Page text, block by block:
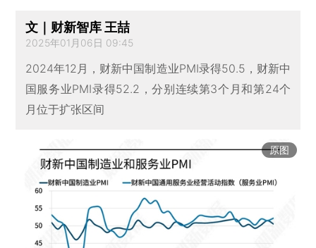
文｜财新智库 王喆
2025年01月06日 09:45
2024年12月，财新中国制造业PMI录得50.5，财新中
国服务业PMI录得52.2，分别连续第3个月和第24个
月位于扩张区间
原图